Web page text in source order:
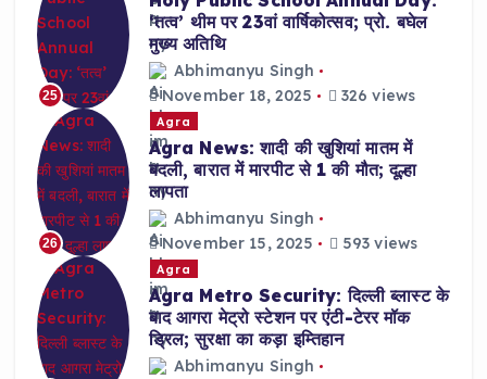
25
‘तत्व’ थीम पर 23वां वार्षिकोत्सव; प्रो. बघेल
मुख्य अतिथि
Abhimanyu Singh
November 18, 2025
326 views
26
Agra
Agra News: शादी की खुशियां मातम में
बदली, बारात में मारपीट से 1 की मौत; दूल्हा
लापता
Abhimanyu Singh
November 15, 2025
593 views
Agra
Agra Metro Security: दिल्ली ब्लास्ट के
बाद आगरा मेट्रो स्टेशन पर एंटी-टेरर मॉक
ड्रिल; सुरक्षा का कड़ा इम्तिहान
Abhimanyu Singh